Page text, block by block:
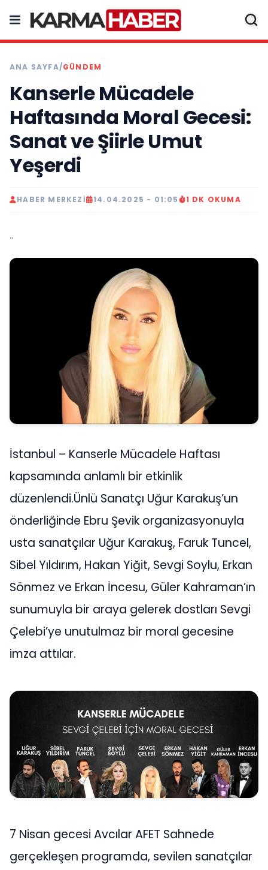
ANA SAYFA/GÜNDEM
Kanserle Mücadele
Haftasında Moral Gecesi:
Sanat ve Şiirle Umut
Yeşerdi
HABER MERKEZI 14.04.2025 - 01:05 1 DK OKUMA
..
İstanbul – Kanserle Mücadele Haftası
kapsamında anlamlı bir etkinlik
düzenlendi.Ünlü Sanatçı Uğur Karakuş’un
önderliğinde Ebru Şevik organizasyonuyla
usta sanatçılar Uğur Karakuş, Faruk Tuncel,
Sibel Yıldırım, Hakan Yiğit, Sevgi Soylu, Erkan
Sönmez ve Erkan İncesu, Güler Kahraman’ın
sunumuyla bir araya gelerek dostları Sevgi
Çelebi’ye unutulmaz bir moral gecesine
imza attılar.
7 Nisan gecesi Avcılar AFET Sahnede
gerçekleşen programda, sevilen sanatçılar